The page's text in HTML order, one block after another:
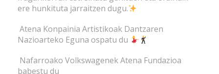
ere hunkituta jarraitzen dugu.
Atena Konpainia Artistikoak Dantzaren
Nazioarteko Eguna ospatu du
Nafarroako Volkswagenek Atena Fundazioa
babestu du